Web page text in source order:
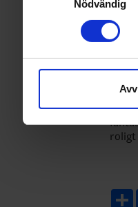
Ta reda på mer om
eller dra tillbaka
sociala medier och
till de sociala
Nödvändig
Tre
25-10-
–
roligt